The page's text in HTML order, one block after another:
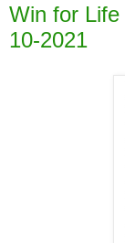
Win for
10-2021